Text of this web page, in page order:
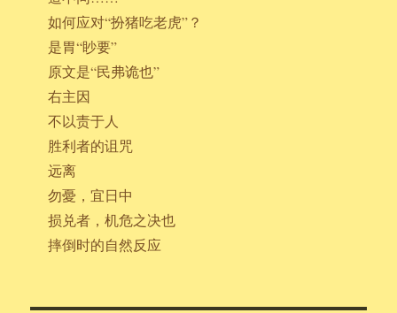
如何应对“扮猪吃老虎”？
是胃“眇要”
原文是“民弗诡也”
右主因
不以责于人
胜利者的诅咒
远离
勿憂，宜日中
损兑者，机危之决也
摔倒时的自然反应